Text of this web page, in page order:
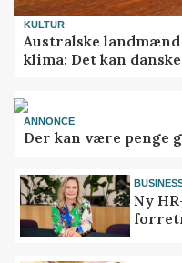
KULTUR
Australske
klima: Det kan
ANNONCE
Der kan være penge
Ny